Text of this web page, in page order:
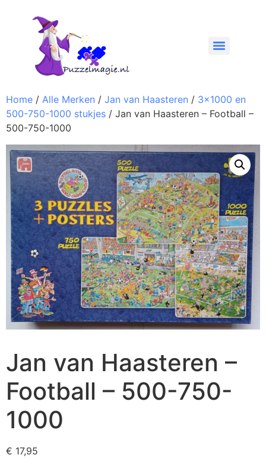
Home / Alle Merken / Jan van Haasteren / 3x1000 en
500-750-1000 stukjes / Jan van Haasteren – Football –
500-750-1000
Jan van Haasteren –
Football – 500-750-
1000
€ 17,95